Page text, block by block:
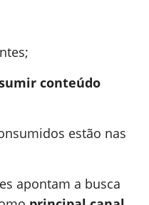
conteúdo
estão nas
apontam a busca